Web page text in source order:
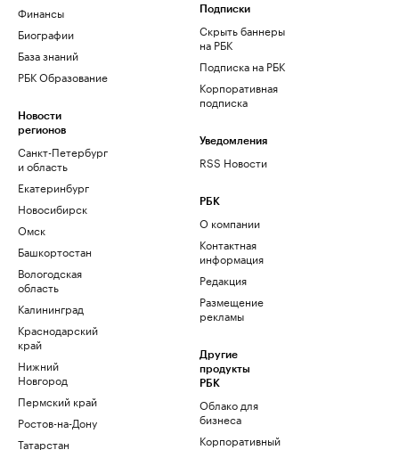
Финансы
Биографии
База знаний
РБК Образование
Новости
регионов
Санкт-Петербург
и область
Екатеринбург
Новосибирск
Омск
Башкортостан
Вологодская
область
Калининград
Краснодарский
край
Нижний
Новгород
Пермский край
Ростов-на-Дону
Татарстан
Подписки
Скрыть баннеры
на РБК
Подписка на РБК
Корпоративная
подписка
Уведомления
RSS Новости
РБК
О компании
Контактная
информация
Редакция
Размещение
рекламы
Другие
продукты
РБК
Облако для
бизнеса
Корпоративный